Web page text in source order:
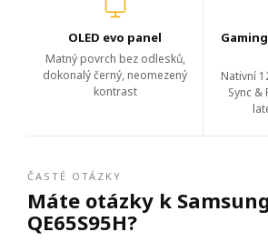
OLED evo panel
Matný povrch bez odlesků,
dokonalý černý, neomezený
kontrast
Nativní
Sync &
ČASTÉ OTÁZKY
Máte otázky k
QE65S95H?